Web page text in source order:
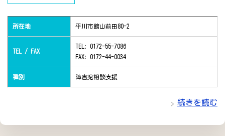
所在地 平川市館山前田80-2
TEL / FAX
TEL: 0172-55-7086
FAX: 0172-44-0034
種別 障害児相談支援
続きを読む